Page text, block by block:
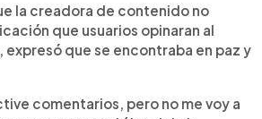
la creadora de contenido no
que usuarios opinaran al
que se encontraba en paz y
comentarios, pero no me voy a